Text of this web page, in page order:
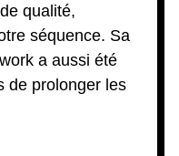
qualité,
séquence. Sa
a aussi été
de prolonger les